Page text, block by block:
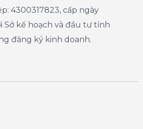
4300317823, cấp ngày
Sở kế hoạch và đầu tư tỉnh
đăng ký kinh doanh.